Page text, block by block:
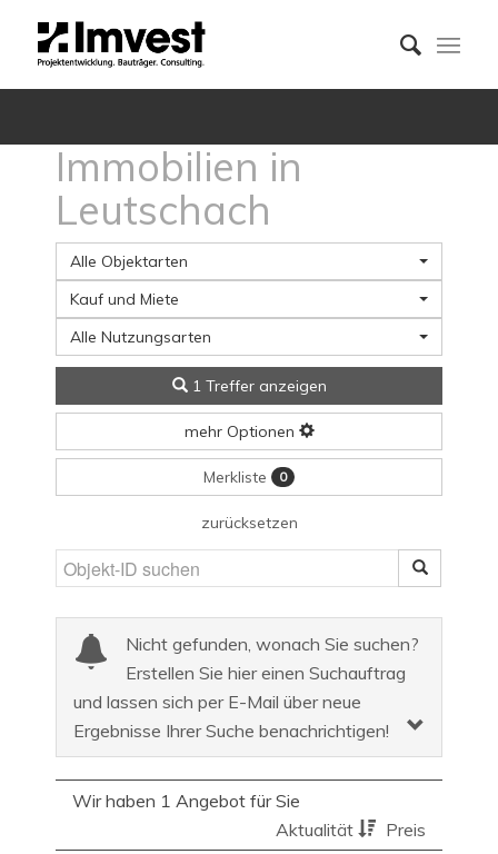
Immobilien in
Leutschach
Alle Objektarten
Kauf und Miete
Alle Nutzungsarten
1 Treffer anzeigen
mehr Optionen
Merkliste 0
zurücksetzen
Nicht gefunden, wonach Sie suchen?
Erstellen Sie hier einen Suchauftrag
und lassen sich per E-Mail über neue
Ergebnisse Ihrer Suche benachrichtigen!
Wir haben 1 Angebot für Sie
Aktualität
Preis